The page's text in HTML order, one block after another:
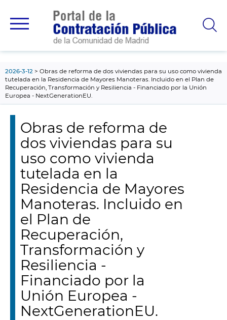
principal
2026-3-12
Obras de reforma de dos viviendas para su uso como vivienda
tutelada en la Residencia de Mayores Manoteras. Incluido en el Plan de
Recuperación, Transformación y Resiliencia - Financiado por la Unión
Europea - NextGenerationEU.
Obras de reforma de
dos viviendas para su
uso como vivienda
tutelada en la
Residencia de Mayores
Manoteras. Incluido en
el Plan de
Recuperación,
Transformación y
Resiliencia -
Financiado por la
Unión Europea -
NextGenerationEU.